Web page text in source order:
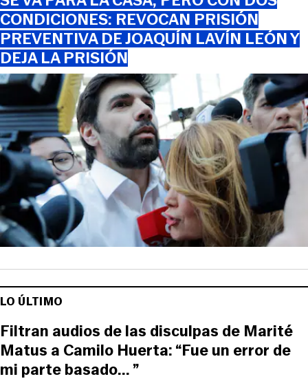
CONDICIONES: REVOCAN PRISIÓN
PREVENTIVA DE JOAQUÍN LAVÍN LEÓN Y
DEJA LA PRISIÓN
LO ÚLTIMO
Filtran audios de las disculpas de Marité
Matus a Camilo Huerta: “Fue un error de
mi parte basado... ”